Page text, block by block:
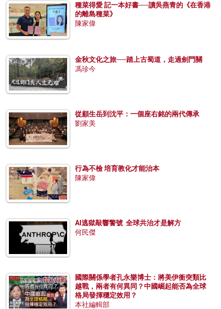
種菜得愛 記一本好書──讀吳燕青的《在香港
的離島種菜》
陳家偉
金秋文化之旅──踏上古蜀道，走過劍門關
馮珍今
從顧生岳到沈平：一個座右銘的兩代傳承
劉家美
行為不檢 培育教化才能治本
陳家偉
AI逃獄敲響警號 全球共治才是解方
何民傑
國際關係學者孔永樂博士：將美伊衝突類比
越戰，兩者有何異同？中國崛起能否為全球
格局發揮穩定效用？
本社編輯部